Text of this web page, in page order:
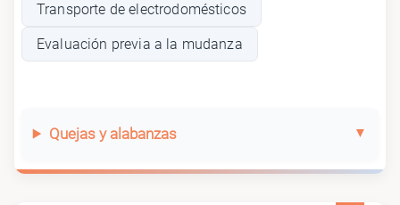
Transporte de electrodomésticos
Evaluación previa a la mudanza
Quejas y alabanzas